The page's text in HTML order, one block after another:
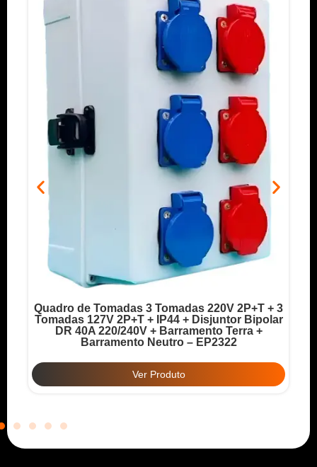
Quadro de Tomadas 3 Tomadas 220V 2P+T + 3
Tomadas 127V 2P+T + IP44 + Disjuntor Bipolar
DR 40A 220/240V + Barramento Terra +
Barramento Neutro – EP2322
Ver Produto